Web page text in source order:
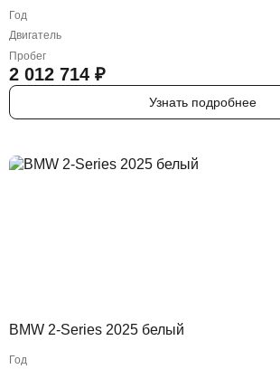
Год
Двигатель
Пробег
2 012 714 ₽
Узнать подробнее
BMW 2-Series 2025 белый
Год